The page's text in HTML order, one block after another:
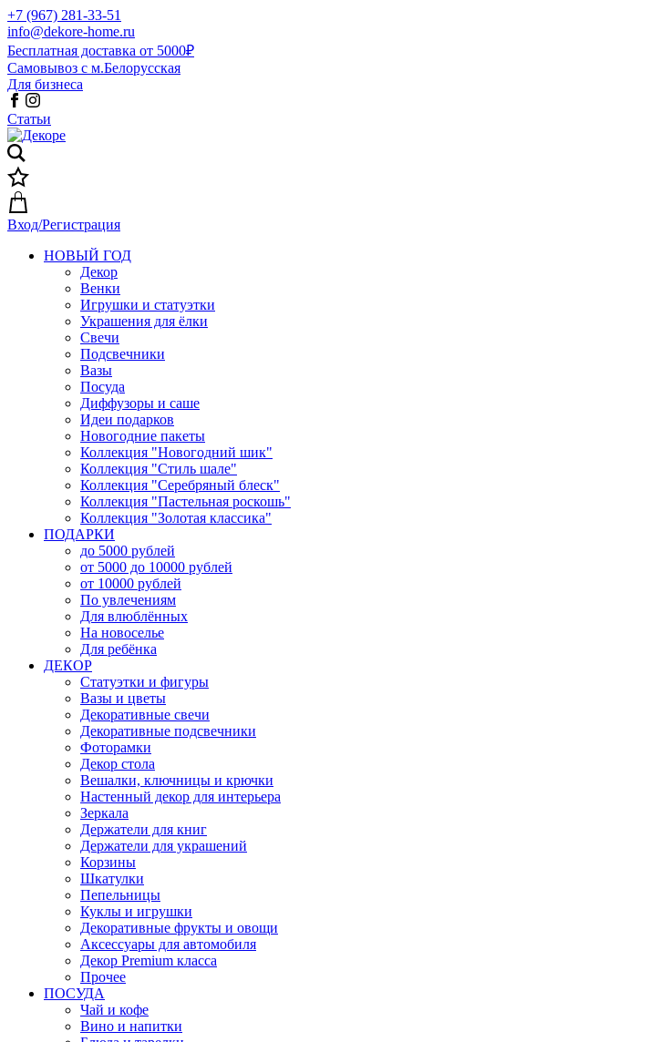
+7 (967) 281-33-51
info@dekore-home.ru
Бесплатная доставка от 5000₽
Самовывоз с м.Белорусская
Для бизнеса
Статьи
Вход/Регистрация
НОВЫЙ ГОД
Декор
Венки
Игрушки и статуэтки
Украшения для ёлки
Свечи
Подсвечники
Вазы
Посуда
Диффузоры и саше
Идеи подарков
Новогодние пакеты
Коллекция "Новогодний шик"
Коллекция "Стиль шале"
Коллекция "Серебряный блеск"
Коллекция "Пастельная роскошь"
Коллекция "Золотая классика"
ПОДАРКИ
до 5000 рублей
от 5000 до 10000 рублей
от 10000 рублей
По увлечениям
Для влюблённых
На новоселье
Для ребёнка
ДЕКОР
Статуэтки и фигуры
Вазы и цветы
Декоративные свечи
Декоративные подсвечники
Фоторамки
Декор стола
Вешалки, ключницы и крючки
Настенный декор для интерьера
Зеркала
Держатели для книг
Держатели для украшений
Корзины
Шкатулки
Пепельницы
Куклы и игрушки
Декоративные фрукты и овощи
Аксессуары для автомобиля
Декор Premium класса
Прочее
ПОСУДА
Чай и кофе
Вино и напитки